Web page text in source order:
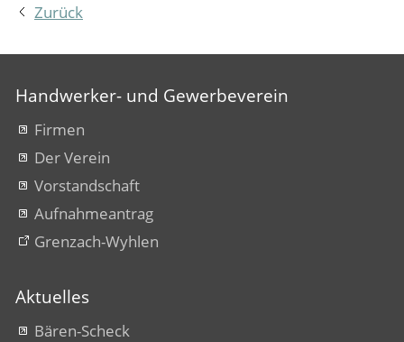
Zurück
Handwerker- und Gewerbeverein
Firmen
Der Verein
Vorstandschaft
Aufnahmeantrag
Grenzach-Wyhlen
Aktuelles
Bären-Scheck